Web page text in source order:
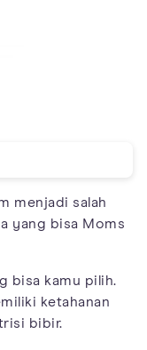
menjadi salah
yang bisa Moms
bisa kamu pilih.
ketahanan
bibir.